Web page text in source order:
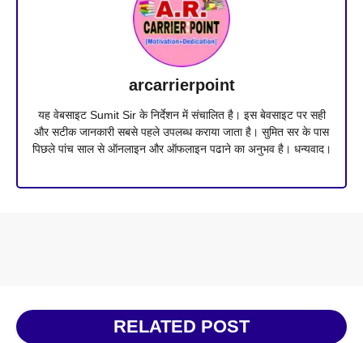
arcarrierpoint
यह वेबसाइट Sumit Sir के निर्देशन में संचालित है। इस बेवसाइट पर सही
और सटीक जानकारी सबसे पहले उपलब्ध कराया जाता है। सुमित सर के पास
पिछले पांच साल से ऑनलाइन और ऑफलाइन पढाने का अनुभव है। धन्यवाद।
RELATED POST